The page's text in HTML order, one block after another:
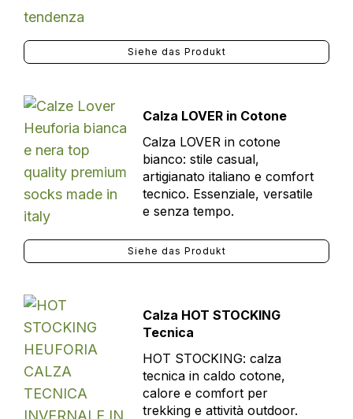
Siehe das Produkt
Calza LOVER in Cotone
Calza LOVER in cotone
bianco: stile casual,
artigianato italiano e comfort
tecnico. Essenziale, versatile
e senza tempo.
Siehe das Produkt
Calza HOT STOCKING
Tecnica
HOT STOCKING: calza
tecnica in caldo cotone,
calore e comfort per
trekking e attività outdoor.